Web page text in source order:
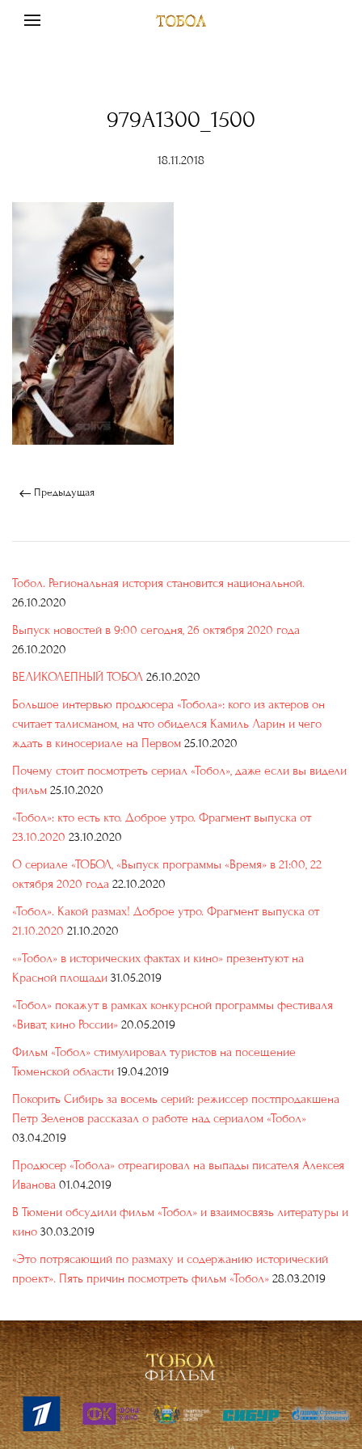
979A1300_1500
18.11.2018
Предыдущая
Тобол. Региональная история становится национальной.
26.10.2020
Выпуск новостей в 9:00 сегодня, 26 октября 2020 года
26.10.2020
ВЕЛИКОЛЕПНЫЙ ТОБОЛ 26.10.2020
Большое интервью продюсера «Тобола»: кого из актеров он
считает талисманом, на что обиделся Камиль Ларин и чего
ждать в киносериале на Первом 25.10.2020
Почему стоит посмотреть сериал «Тобол», даже если вы видели
фильм 25.10.2020
«Тобол»: кто есть кто. Доброе утро. Фрагмент выпуска от
23.10.2020 23.10.2020
О сериале «ТОБОЛ, «Выпуск программы «Время» в 21:00, 22
октября 2020 года 22.10.2020
«Тобол». Какой размах! Доброе утро. Фрагмент выпуска от
21.10.2020 21.10.2020
«»Тобол» в исторических фактах и кино» презентуют на
Красной площади 31.05.2019
«Тобол» покажут в рамках конкурсной программы фестиваля
«Виват, кино России» 20.05.2019
Фильм «Тобол» стимулировал туристов на посещение
Тюменской области 19.04.2019
Покорить Сибирь за восемь серий: режиссер постпродакшена
Петр Зеленов рассказал о работе над сериалом «Тобол»
03.04.2019
Продюсер «Тобола» отреагировал на выпады писателя Алексея
Иванова 01.04.2019
В Тюмени обсудили фильм «Тобол» и взаимосвязь литературы и
кино 30.03.2019
«Это потрясающий по размаху и содержанию исторический
проект». Пять причин посмотреть фильм «Тобол» 28.03.2019